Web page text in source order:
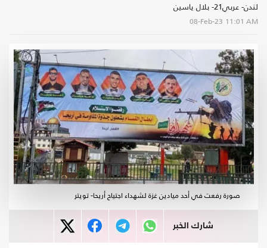
لندن- عربي21- بلال ياسين
08-Feb-23 11:01 AM
صورة رفعت في أحد ميادين غزة لشهداء اجتياح أريحا- تويتر
شارك الخبر